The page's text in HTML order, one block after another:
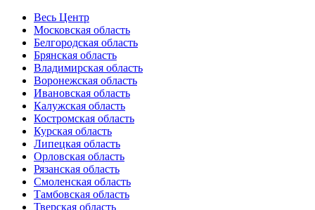
Весь Центр
Московская область
Белгородская область
Брянская область
Владимирская область
Воронежская область
Ивановская область
Калужская область
Костромская область
Курская область
Липецкая область
Орловская область
Рязанская область
Смоленская область
Тамбовская область
Тверская область